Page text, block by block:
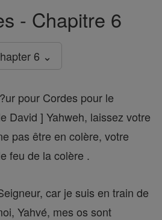
- Chapitre 6
6 ⌄
pour Cordes pour le
David ] Yahweh, laissez votre
pas être en colère, votre
feu de la colère .
car je suis en train de
Yahvé, mes os sont